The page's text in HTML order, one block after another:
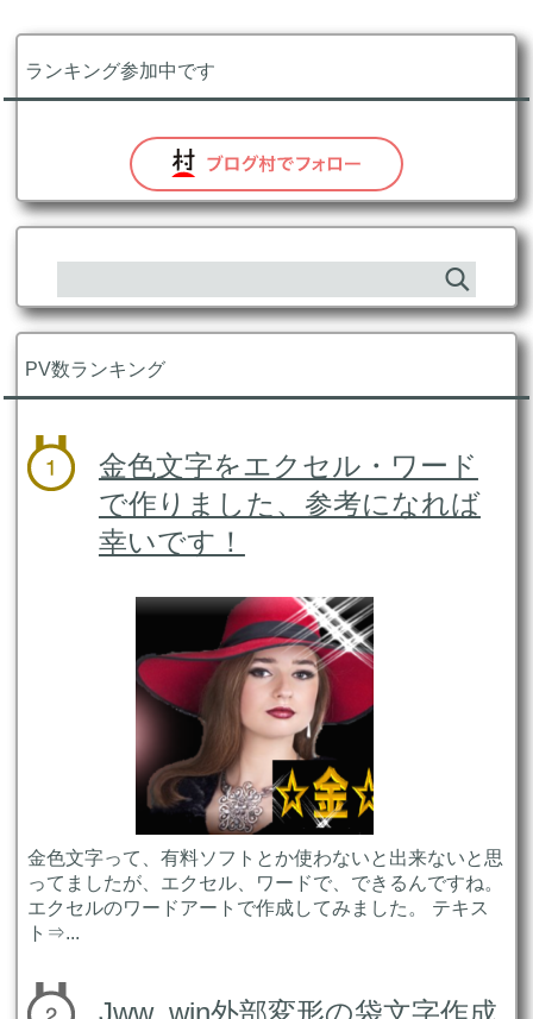
ランキング参加中です
PV数ランキング
金色文字をエクセル・ワード
で作りました、参考になれば
幸いです！
金色文字って、有料ソフトとか使わないと出来ないと思
ってましたが、エクセル、ワードで、できるんですね。
エクセルのワードアートで作成してみました。 テキス
ト⇒...
Jww_win外部変形の袋文字作成